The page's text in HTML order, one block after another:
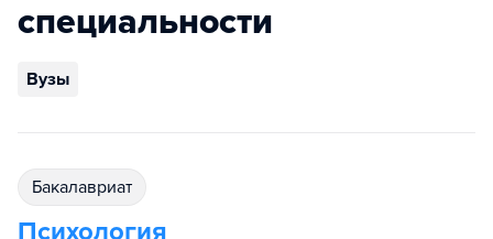
специальности
Вузы
бакалавриат
Психология